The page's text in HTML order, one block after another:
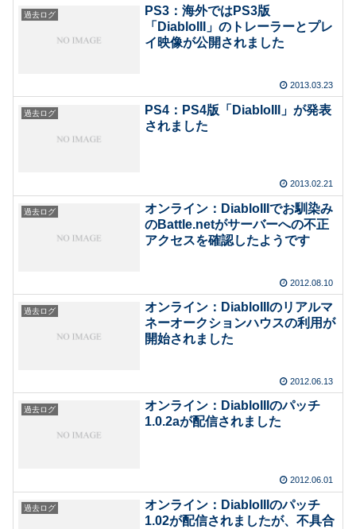
過去ログ
PS3：海外ではPS3版
「DiabloIII」のトレーラーとプレ
イ映像が公開されました
2013.03.23
過去ログ
PS4：PS4版「DiabloIII」が発表
されました
2013.02.21
過去ログ
オンライン：DiabloIIIでお馴染み
のBattle.netがサーバーへの不正
アクセスを確認したようです
2012.08.10
過去ログ
オンライン：DiabloIIIのリアルマ
ネーオークションハウスの利用が
開始されました
2012.06.13
過去ログ
オンライン：DiabloIIIのパッチ
1.0.2aが配信されました
2012.06.01
過去ログ
オンライン：DiabloIIIのパッチ
1.02が配信されましたが、不具合